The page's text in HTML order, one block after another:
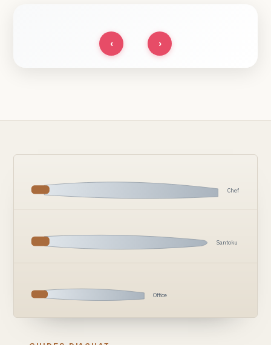
‹ ›
Chef
Santoku
Office